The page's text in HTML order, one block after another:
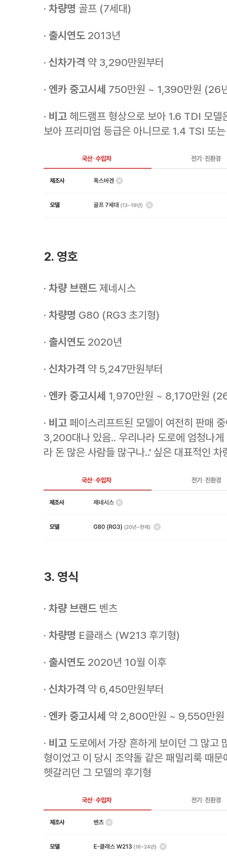
· 차량명 골프 (7세대)
· 출시연도 2013년
· 신차가격 약 3,290만원부터
· 엔카 중고시세 750만원 ~ 1,390만원 (26
· 비고 헤드램프 형상으로 보아 1.6 TDI 모델
보아 프리미엄 등급은 아니므로 1.4 TSI 또
2. 영호
· 차량 브랜드 제네시스
· 차량명 G80 (RG3 초기형)
· 출시연도 2020년
· 신차가격 약 5,247만원부터
· 엔카 중고시세 1,970만원 ~ 8,170만원
· 비고 페이스리프트된 모델이 여전히 판매
3,200대나 있음.. 우리나라 도로에 엄청나
라 돈 많은 사람들 많구나..' 싶은 대표적인 차
3. 영식
· 차량 브랜드 벤츠
· 차량명 E클래스 (W213 후기형)
· 출시연도 2020년 10월 이후
· 신차가격 약 6,450만원부터
· 엔카 중고시세 약 2,800만원 ~ 9,550만원
· 비고 도로에서 가장 흔하게 보이던 그 많고
형이었고 이 당시 조약돌 같은 패밀리룩 때
헷갈리던 그 모델의 후기형